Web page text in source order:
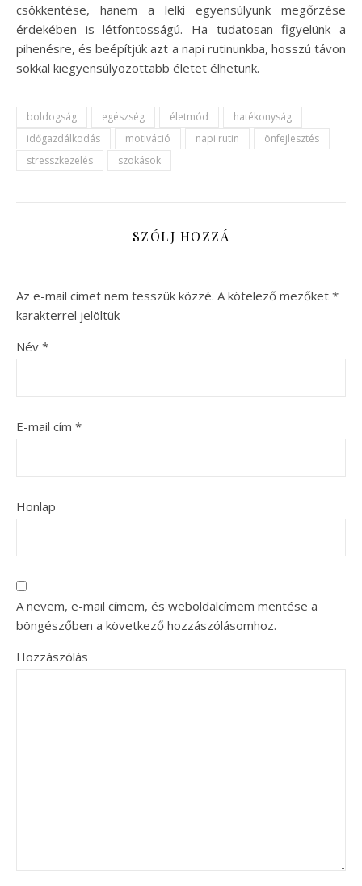
csökkentése, hanem a lelki egyensúlyunk megőrzése
érdekében is létfontosságú. Ha tudatosan figyelünk a
pihenésre, és beépítjük azt a napi rutinunkba, hosszú távon
sokkal kiegyensúlyozottabb életet élhetünk.
boldogság egészség életmód
hatékonyság
időgazdálkodás
motiváció napi rutin
önfejlesztés
stresszkezelés
szokások
SZÓLJ HOZZÁ
Az e-mail címet nem tesszük közzé. A kötelező mezőket *
karakterrel jelöltük
Név *
E-mail cím *
Honlap
A nevem, e-mail címem, és weboldalcímem mentése a
böngészőben a következő hozzászólásomhoz.
Hozzászólás